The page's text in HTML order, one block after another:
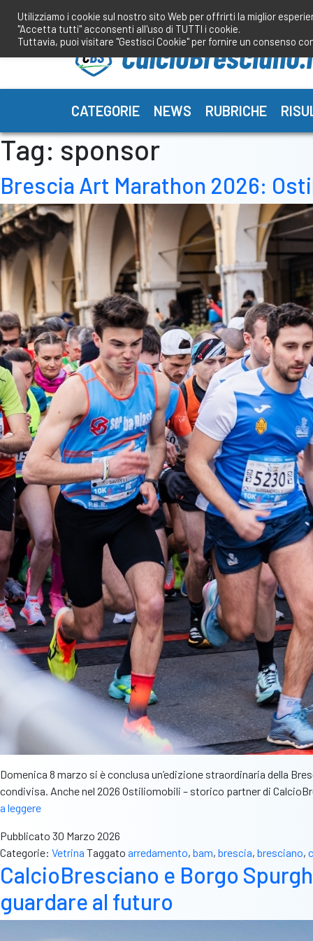
contenuto
CATEGORIE NEWS RUBRICHE
Tag: sponsor
Brescia Art Marathon 2026:
Domenica 8 marzo si è conclusa un’edizione straordinaria della
condivisa. Anche nel 2026 Ostiliomobili – storico partner di
a leggereBrescia
Marathon
2026:
Ostiliomobili
fianco
della
Pubblicato 30 Marzo 2026
Categorie: Vetrina Taggato arredamento, bam, brescia, bresciano,
CalcioBresciano e Borgo
guardare al futuro
Utilizziamo i cookie sul nostro sito Web per offrirti la miglior
"Accetta tutti" acconsenti all'uso di TUTTI i cookie.
Tuttavia, puoi visitare "Gestisci Cookie" per fornire un consenso